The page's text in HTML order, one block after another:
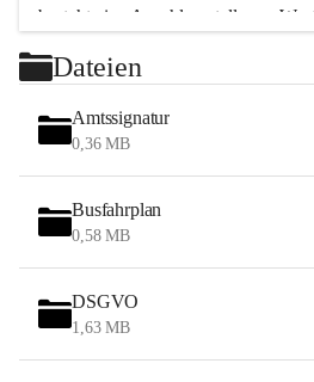
besteht eine Anschlussstelle zur
Wien erreicht man in ca. 45 Minuten.
Stössing zählt noch zum
zum Naherholungsraum St. Pölten.
„ihre Wiener“. Seit 1960 bauten
Wochenendhäuser im
waldreichen Jagdgebietes haben
Das Wandern ist aus touristischer
Tätigkeit. Das hügelige Gebiet mit
Wiesen, Wälder und Obstkulturen
Dateien
Amtssignatur
0,36 MB
Busfahrplan
0,58 MB
DSGVO
1,63 MB